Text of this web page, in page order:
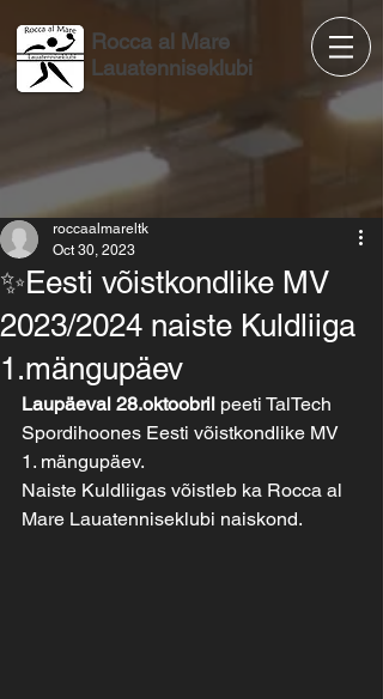
Rocca al Mare
Lauatenniseklubi
✨Eesti võistkondlike MV
2023/2024 naiste Kuldliiga
1.mängupäev
roccaalmareltk
Oct 30, 2023
Laupäeval 28.oktoobril peeti TalTech
Spordihoones Eesti võistkondlike MV
1. mängupäev.
Naiste Kuldliigas võistleb ka Rocca al
Mare Lauatenniseklubi naiskond.